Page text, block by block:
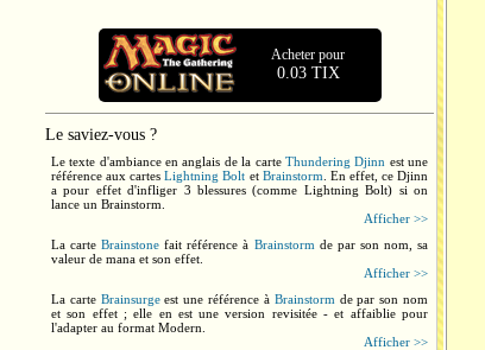
Acheter pour
0.03 TIX
Le saviez-vous ?
Le texte d'ambiance en anglais de la carte Thundering Djinn est une
référence aux cartesLightning Bolt et Brainstorm . En effet, ce Djinn
a pour effet d'infliger 3 blessures (comme Lightning Bolt) si on
lance un Brainstorm.
Afficher >>
La carteBrainstone fait référence à Brainstorm de par son nom, sa
valeur de mana et son effet.
Afficher >>
La carte Brainsurgeest une référence à Brainstorm de par son nom
et son effet ; elle en est une version revisitée - et affaiblie pour
l'adapter au format Modern.
Afficher >>